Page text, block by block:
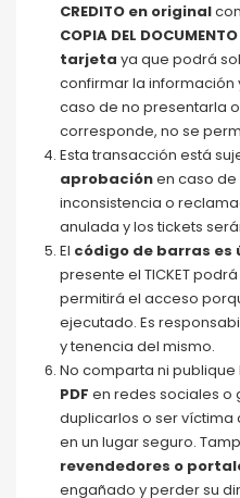
CREDITO en original
COPIA DEL
tarjeta ya que podrá
confirmar la información
caso de no presentarla
corresponde, no se
Esta transacción está
aprobaciónen caso
inconsistencia o
anulada y los tickets
El código de barras es
presente el TICKET
permitirá el acceso
ejecutado. Es
y tenencia del mismo.
No comparta ni publique
PDF en redes sociales o
duplicarlos o ser
en un lugar seguro.
revendedores o
engañado y perder su